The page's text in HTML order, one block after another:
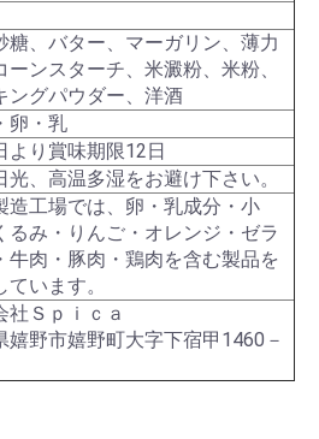
ける カートへ進む
糖、バター、マーガリン、薄力
ーンスターチ、米澱粉、米粉、
ングパウダー、洋酒
卵・乳
より賞味期限12日
光、高温多湿をお避け下さい。
造工場では、卵・乳成分・小
るみ・りんご・オレンジ・ゼラ
牛肉・豚肉・鶏肉を含む製品を
ています。
社Ｓｐｉｃａ
嬉野市嬉野町大字下宿甲1460－